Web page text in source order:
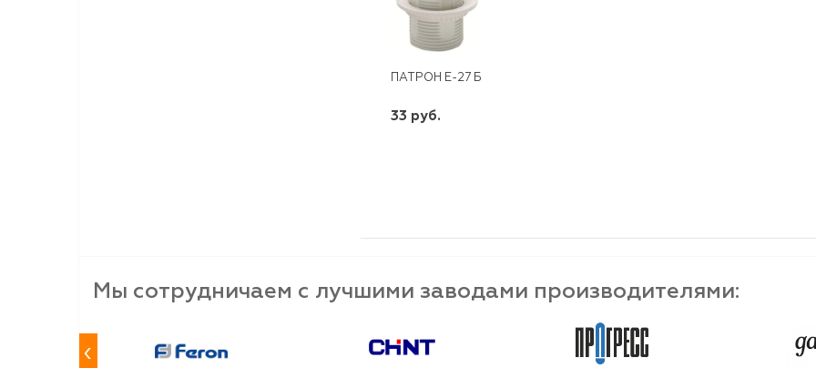
ПАТРОН Е-27 БЕЛ С ПРИЖ КОЛЬЦ.
33 руб.
Мы сотрудничаем с лучшими заводами производителями:
‹